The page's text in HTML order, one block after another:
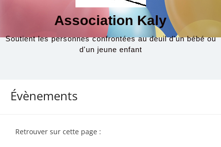
Association Kaly
Soutient les personnes confrontées au deuil d'un bébé ou
d'un jeune enfant
Évènements
Retrouver sur cette page :